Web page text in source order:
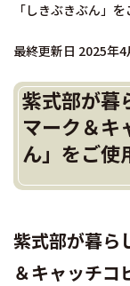
「しきぶきぶん」
最終更新日 2025年4
紫式部が暮
マーク＆キ
ん」をご使
紫式部が暮ら
＆キャッチコ